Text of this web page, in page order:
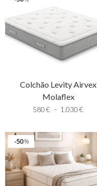
Colchão Levity Airvex
Molaflex
580€ – 1.030€
%
50